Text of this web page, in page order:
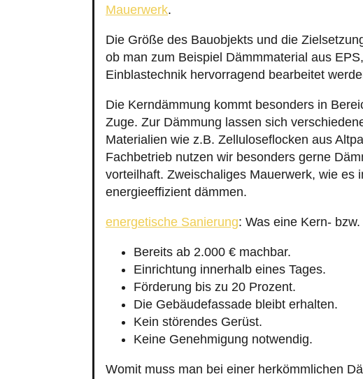
Mauerwerk.
Die Größe des Bauobjekts und die
ob man zum Beispiel Dämmmaterial aus
Einblastechnik hervorragend bearbeitet
Die Kerndämmung kommt besonders in
Zuge. Zur Dämmung lassen sich
Materialien wie z.B. Zelluloseflocken aus
Fachbetrieb nutzen wir besonders gerne
vorteilhaft. Zweischaliges Mauerwerk, wie es
energieeffizient dämmen.
energetische Sanierung: Was eine Kern-
Bereits ab 2.000 € machbar.
Einrichtung innerhalb eines Tages.
Förderung bis zu 20 Prozent.
Die Gebäudefassade bleibt erhalten.
Kein störendes Gerüst.
Keine Genehmigung notwendig.
Womit muss man bei einer herkömmlichen